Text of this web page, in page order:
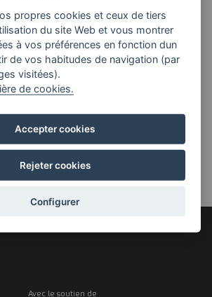
LHIPI
APLIKAZIOEN GARAPENA
Avec le soutien de
propres cookies et ceux de tiers
du site Web et vous montrer
à vos préférences en fonction dun
de vos habitudes de navigation (par
visitées).
de cookies.
Accepter cookies
Rejeter cookies
Configurer